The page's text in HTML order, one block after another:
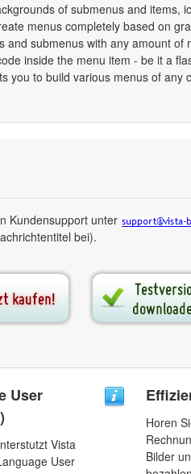
of submenus and items,
menus completely based on
and submenus with any amount of
inside the menu item - be it a
you to build various menus of any
Kundensupport unter
bei).
User
Vista
User
Horen
Bilder